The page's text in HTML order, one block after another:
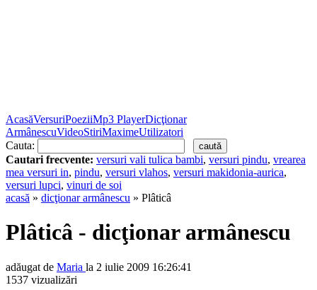
AcasăVersuriPoeziiMp3 PlayerDicţionar
ArmânescuVideoStiriMaximeUtilizatori
Cauta:
Cautari frecvente: versuri vali tulica bambi, versuri pindu, vrearea
mea versuri in, pindu, versuri vlahos, versuri makidonia-aurica,
versuri lupci, vinuri de soi
acasă » dicţionar armânescu » Plâticâ
Plâticâ - dicţionar armânescu
adăugat de Maria la 2 iulie 2009 16:26:41
1537 vizualizări